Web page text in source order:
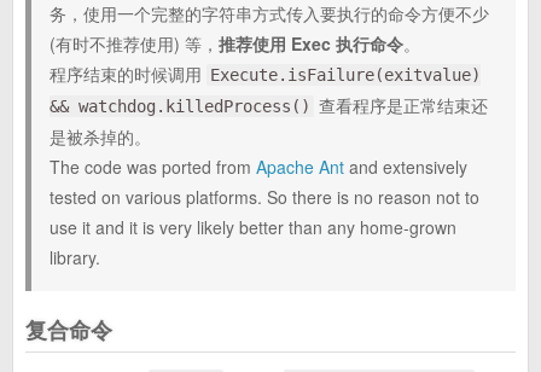
务，使用一个完整的字符串方式传入要执行的命令方便不少
(有时不推荐使用) 等， 推荐使用 Exec 执行命令。
程序结束的时候调用 Execute.isFailure(exitvalue)
&& watchdog.killedProcess() 查看程序是正常结束还
是被杀掉的。
The code was ported from Apache Ant and extensively
tested on various platforms. So there is no reason not to
use it and it is very likely better than any home-grown
library.
复合命令